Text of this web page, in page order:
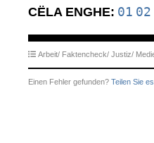
CËLA ENGHE: 01 02
Arbeit/ Faktencheck/ Justiz/
Einen Fehler gefunden? Teilen Sie